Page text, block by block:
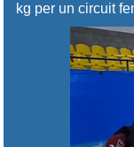
kg per un circuit